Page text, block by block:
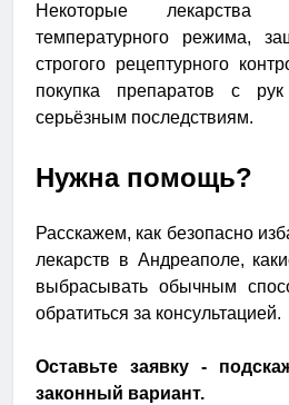
Некоторые лекарства
температурного режима,
строгого рецептурного
покупка препаратов с
серьёзным последствиям.
Нужна помощь?
Расскажем, как безопасно
лекарств в Андреаполе,
выбрасывать обычным
обратиться за консультацией.
Оставьте заявку -
законный вариант.